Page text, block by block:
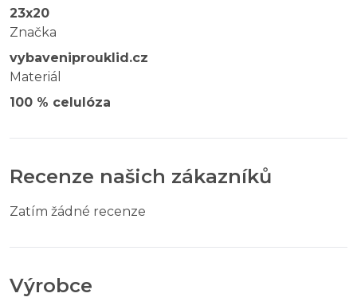
23x20
Značka
vybaveniprouklid.cz
Materiál
100 % celulóza
Recenze našich zákazníků
Zatím žádné recenze
Výrobce